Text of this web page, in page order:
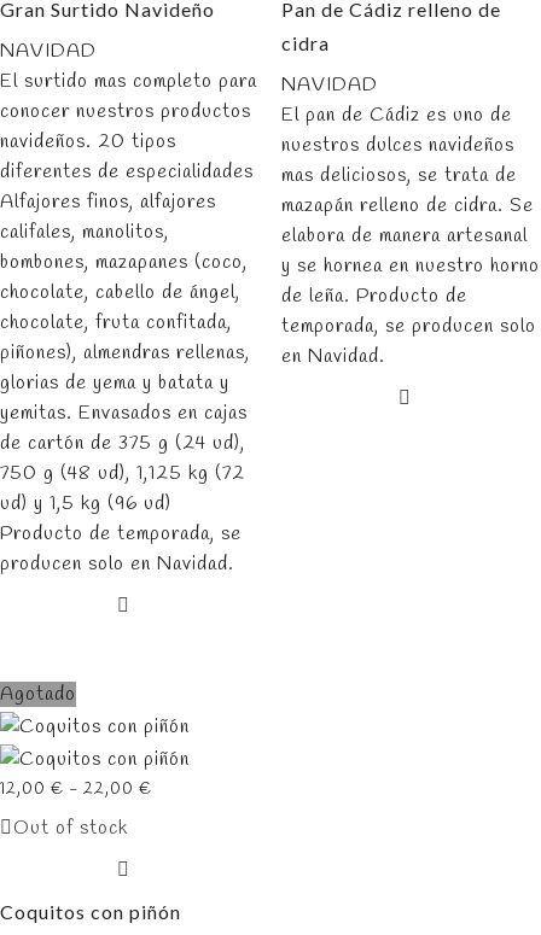
Gran Surtido Navideño
NAVIDAD
El surtido mas completo para
conocer nuestros productos
navideños. 20 tipos
diferentes de especialidades
Alfajores finos, alfajores
califales, manolitos,
bombones, mazapanes (coco,
chocolate, cabello de ángel,
chocolate, fruta confitada,
piñones), almendras rellenas,
glorias de yema y batata y
yemitas. Envasados en cajas
de cartón de 375 g (24 ud),
750 g (48 ud), 1,125 kg (72
ud) y 1,5 kg (96 ud)
Producto de temporada, se
producen solo en Navidad.
Pan de Cádiz relleno de
cidra
NAVIDAD
El pan de Cádiz es uno de
nuestros dulces navideños
mas deliciosos, se trata de
mazapán relleno de cidra. Se
elabora de manera artesanal
y se hornea en nuestro horno
de leña. Producto de
temporada, se producen solo
en Navidad.
Agotado
12,00 € - 22,00 €
12,00 €
Out of stock
Coquitos con piñón